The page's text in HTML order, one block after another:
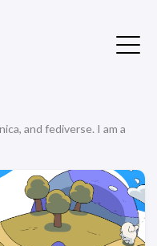
and fediverse. I am a